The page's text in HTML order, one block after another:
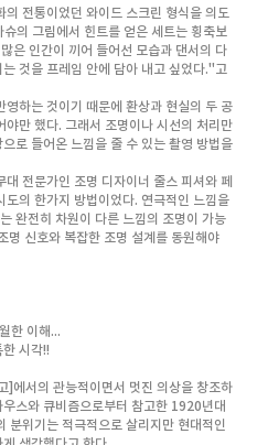
전통이었던 와이드 스크린 형식을 의도
의 그림에서 힌트를 얻은 세트는 횡축보
은 인간이 끼어 들어선 모습과 댄서의 다
것을 프레임 안에 담아 내고 싶었다."고
영하는 것이기 때문에 환상과 현실의 두 공
만 했다. 그래서 조명이나 시선의 처리만
로 들어온 느낌을 줄 수 있는 촬영 방법을
전문가인 조명 디자이너 줄스 피셔와 페
의 한가지 방법이었다. 연극적인 느낌을
완전히 차원이 다른 느낌의 조명이 가능
명 신호와 복잡한 조명 설계를 동원해야
한 이해...
시각!!
]에서의 관능적이면서 멋진 의상을 창조하
스와 큐비즘으로부터 참고한 1920년대
분위기는 적극적으로 살리지만 현대적인